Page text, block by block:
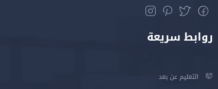
روابط سريعة
التعليم عن بعد